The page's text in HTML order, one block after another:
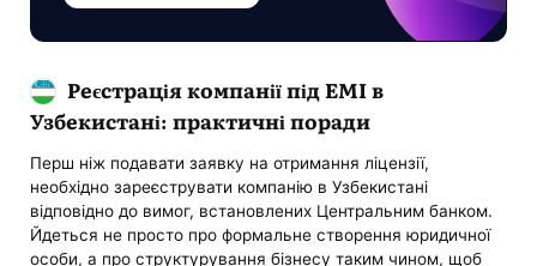
Реєстрація компанії під EMI в
Узбекистані: практичні поради
Перш ніж подавати заявку на отримання ліцензії,
необхідно зареєструвати компанію в Узбекистані
відповідно до вимог, встановлених Центральним банком.
Йдеться не просто про формальне створення юридичної
особи, а про структурування бізнесу таким чином, щоб